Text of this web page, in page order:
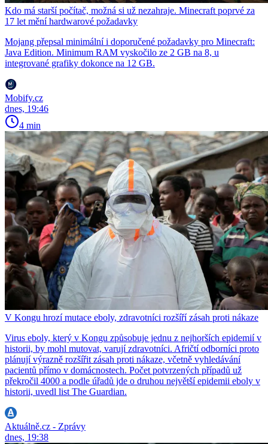
Kdo má starší počítač, možná si už nezahraje. Minecraft poprvé za
17 let mění hardwarové požadavky
Mojang přepsal minimální i doporučené požadavky pro Minecraft:
Java Edition. Minimum RAM vyskočilo ze 2 GB na 8, u
integrované grafiky dokonce na 12 GB.
Mobify.cz
dnes, 19:46
4 min
V Kongu hrozí mutace eboly, zdravotníci rozšíří zásah proti nákaze
Virus eboly, který v Kongu způsobuje jednu z nejhorších epidemií v
historii, by mohl mutovat, varují zdravotníci. Afričtí odborníci proto
plánují výrazně rozšířit zásah proti nákaze, včetně vyhledávání
pacientů přímo v domácnostech. Počet potvrzených případů už
překročil 4000 a podle úřadů jde o druhou největší epidemii eboly v
historii, uvedl list The Guardian.
Aktuálně.cz - Zprávy
dnes, 19:38